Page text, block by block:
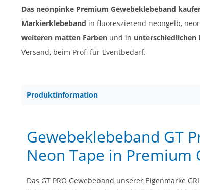
Das neonpinke Premium Gewebeklebeband
Markierklebeband in fluoreszierend neongelb,
weiteren matten Farben und in unterschiedlichen
Versand, beim Profi für Eventbedarf.
Produktinformation
Gewebeklebeband GT
Neon Tape in Premium
Das GT PRO Gewebeband unserer Eigenmarke